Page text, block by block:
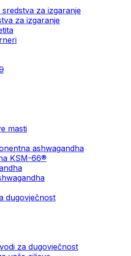
sredstva za izgaranje
za izgaranje
masti
ashwagandha
KSM-66®
dugovječnost
za dugovječnost